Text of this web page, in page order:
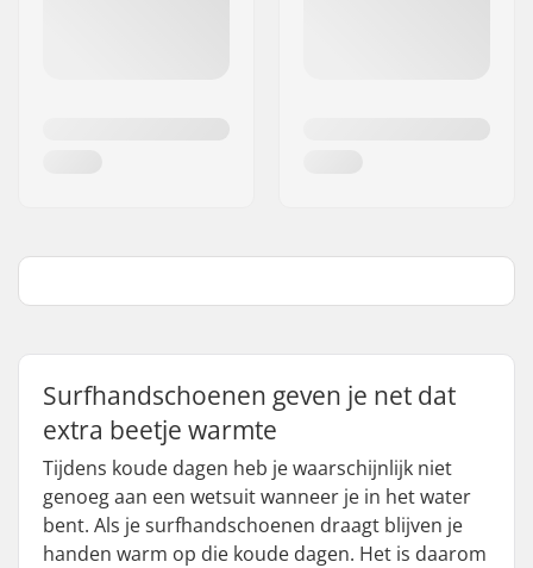
Surfhandschoenen geven je net dat
extra beetje warmte
Tijdens koude dagen heb je waarschijnlijk niet
genoeg aan een wetsuit wanneer je in het water
bent. Als je surfhandschoenen draagt blijven je
handen warm op die koude dagen. Het is daarom